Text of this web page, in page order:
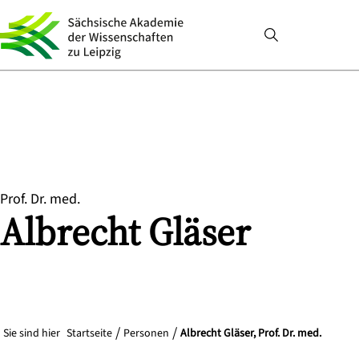
Prof. Dr. med.
AlbrechtGläser
Sie sind hier Startseite Personen Albrecht Gläser, Prof. Dr. med.